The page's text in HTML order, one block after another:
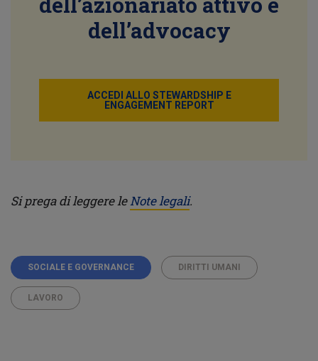
dell’advocacy
ACCEDI ALLO STEWARDSHIP E
ENGAGEMENT REPORT
Si prega di leggere leNote legali.
SOCIALE E GOVERNANCE DIRITTI UMANI
LAVORO